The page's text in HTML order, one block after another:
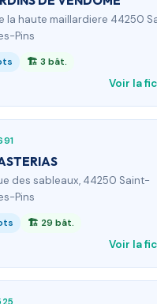
la haute maillardiere 44250
Pins
🏗 3 bât.
Voir la
des sableaux, 44250 Saint-
Pins
🏗 29 bât.
Voir la